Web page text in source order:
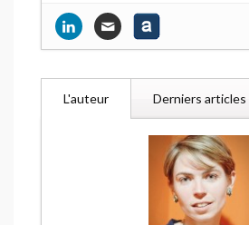
Rouler électrique c’est
L’économie circulaire
septembre 2020
Chercheurs en
- 16 janvier 2019
Des vertus écologiques
2 octobre 2017
L'auteur Derniers articles